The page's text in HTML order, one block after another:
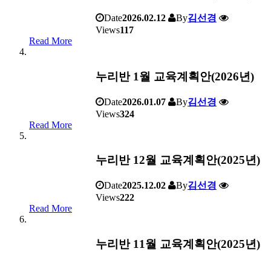
Date2026.02.12 By김선경
Views117
Read More
누리반 1월 교육계획안(2026년)
Date2026.01.07 By김선경
Views324
Read More
누리반 12월 교육계획안(2025년)
Date2025.12.02 By김선경
Views222
Read More
누리반 11월 교육계획안(2025년)